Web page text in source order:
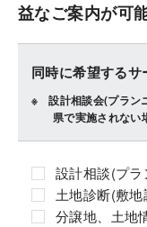
益なご案内が可
同時に希望するサ
設計相談会(プラン
県で実施されない
設計相談(プ
土地診断(敷地
分譲地、土地